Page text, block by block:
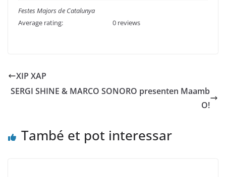
Festes Majors de Catalunya
Average rating:
0 reviews
XIP XAP
SERGI SHINE & MARCO SONORO presenten Maamb
O!
També et pot interessar